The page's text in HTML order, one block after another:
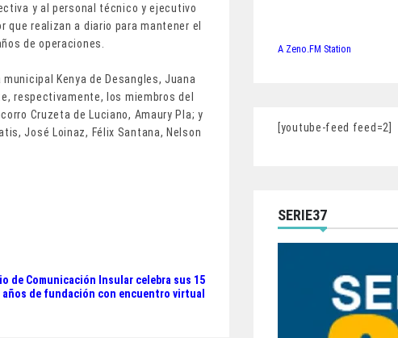
y al personal técnico y ejecutivo
que realizan a diario para mantener el
de operaciones.
Kenya de Desangles, Juana
respectivamente, los miembros del
Cruzeta de Luciano, Amaury Pla; y
José Loinaz, Félix Santana, Nelson
de Comunicación Insular celebra sus 15
años de fundación con encuentro virtual
A Zeno.FM Station
[youtube-feed feed=2]
SERIE37